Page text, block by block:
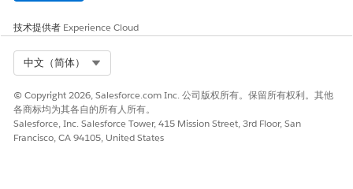
技术提供者 Experience Cloud
中文（简体）
© Copyright 2026, Salesforce.com Inc. 公司版权所有。保留所有权利。其他
各商标均为其各自的所有人所有。
Salesforce, Inc. Salesforce Tower, 415 Mission Street, 3rd Floor, San
Francisco, CA 94105, United States